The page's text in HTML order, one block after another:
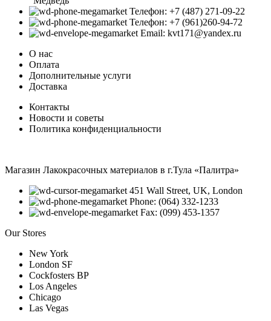
Телефон: +7 (487) 271-09-22
Телефон: +7 (961)260-94-72
Email: kvt171@yandex.ru
О нас
Оплата
Дополнительные услуги
Доставка
Контакты
Новости и советы
Политика конфиденциальности
Магазин Лакокрасочных материалов в г.Тула «Палитра»
451 Wall Street, UK, London
Phone: (064) 332-1233
Fax: (099) 453-1357
Our Stores
New York
London SF
Cockfosters BP
Los Angeles
Chicago
Las Vegas